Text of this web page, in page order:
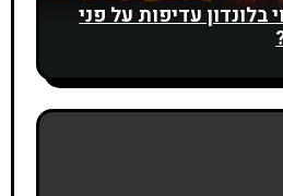
בלונדון עדיפות על פני